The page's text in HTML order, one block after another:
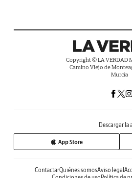
Copyright © LA VERDAD
Camino Viejo de
Murcia
Descargar la
App Store
ContactarQuiénes somosAviso legal